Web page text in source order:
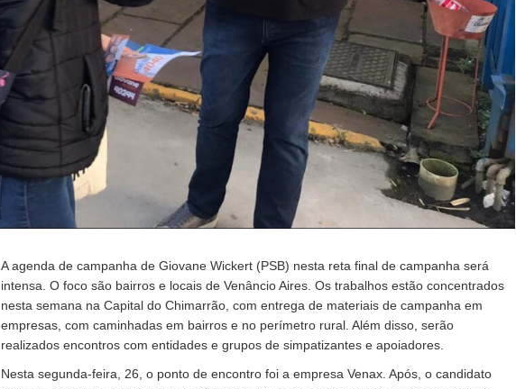
A agenda de campanha de Giovane Wickert (PSB) nesta reta final de campanha será
intensa. O foco são bairros e locais de Venâncio Aires. Os trabalhos estão concentrados
nesta semana na Capital do Chimarrão, com entrega de materiais de campanha em
empresas, com caminhadas em bairros e no perímetro rural. Além disso, serão
realizados encontros com entidades e grupos de simpatizantes e apoiadores.
Nesta segunda-feira, 26, o ponto de encontro foi a empresa Venax. Após, o candidato